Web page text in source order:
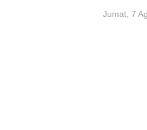
Jumat, 7